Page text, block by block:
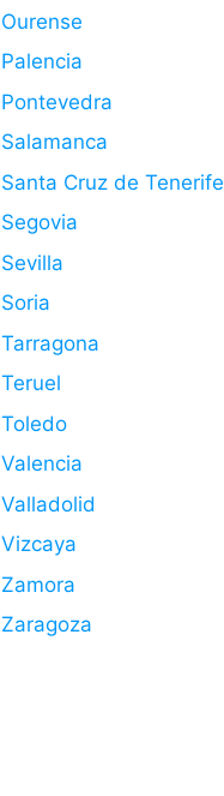
Ourense
Palencia
Pontevedra
Salamanca
Santa Cruz de Tenerife
Segovia
Sevilla
Soria
Tarragona
Teruel
Toledo
Valencia
Valladolid
Vizcaya
Zamora
Zaragoza